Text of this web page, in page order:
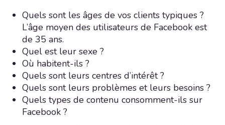
Quels sont les âges de vos clients typiques ?
L’âge moyen des utilisateurs de Facebook est
de 35 ans.
Quel est leur sexe ?
Où habitent-ils ?
Quels sont leurs centres d’intérêt ?
Quels sont leurs problèmes et leurs besoins ?
Quels types de contenu consomment-ils sur
Facebook ?